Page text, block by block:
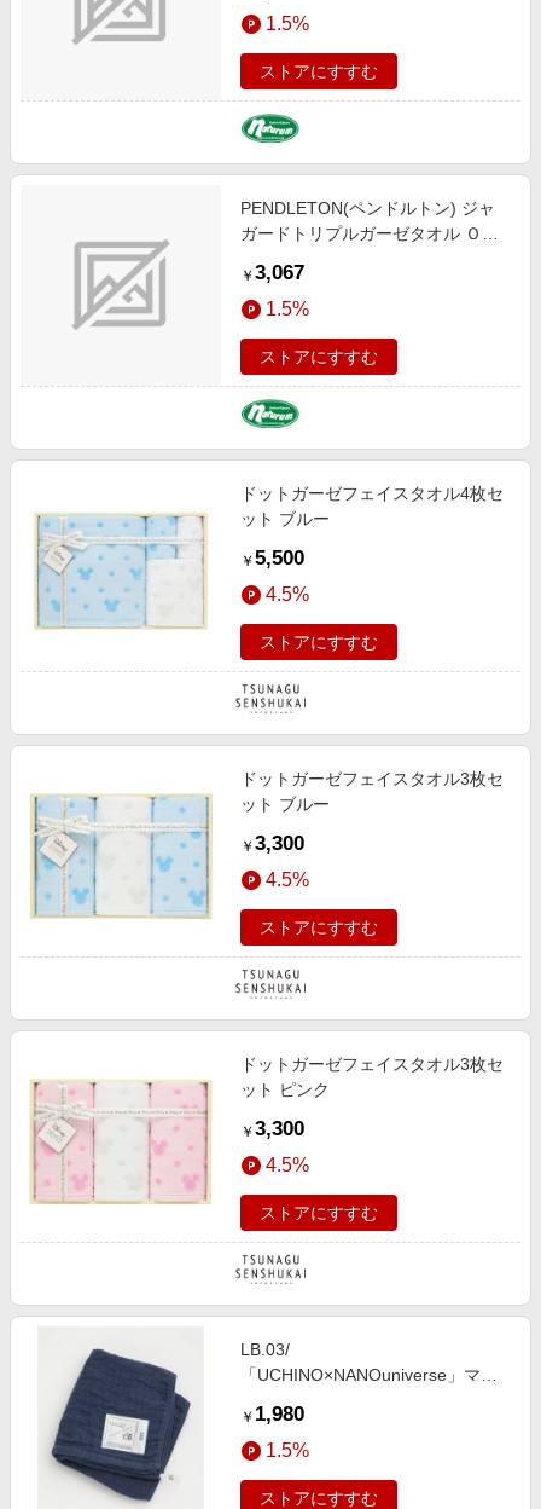
デジタルコンテンツ
ビジネス・その他サービス
週末の高還元 夏の長期版 1.5%
ストアにすすむ
PENDLETON(ペンドルトン) ジャ
ガードトリプルガーゼタオル Ｏｎ
19370078908000
￥ 3,067
1.5%
ストアにすすむ
ドットガーゼフェイスタオル4枚セ
ット ブルー
￥ 5,500
4.5%
ストアにすすむ
ドットガーゼフェイスタオル3枚セ
ット ブルー
￥ 3,300
4.5%
ストアにすすむ
ドットガーゼフェイスタオル3枚セ
ット ピンク
￥ 3,300
4.5%
ストアにすすむ
LB.03/
「UCHINO×NANOuniverse」マシ
ル
￥ 1,980
1.5%
ストアにすすむ